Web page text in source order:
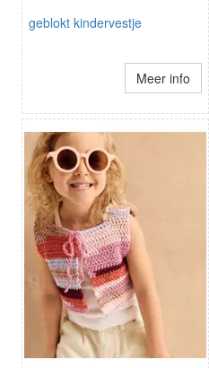
geblokt kindervestje
Meer info